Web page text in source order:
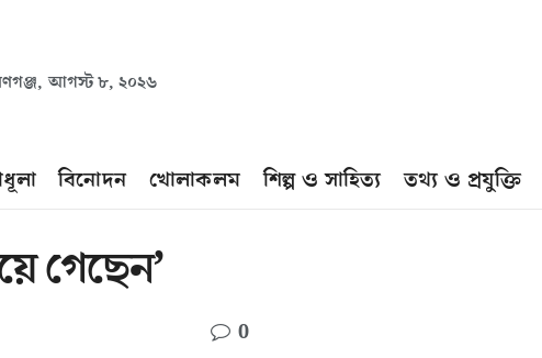
আগস্ট ৮, ২০২৬
বিনোদন খোলাকলম শিল্প ও সাহিত্য তথ্য ও প্রযুক্তি
গেছেন’
0